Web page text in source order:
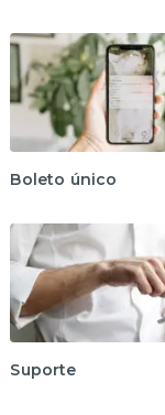
Boleto único
Suporte